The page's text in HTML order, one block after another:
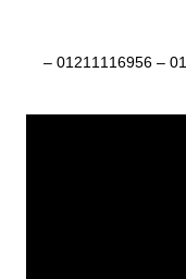
شركة ماكينات التعبئة والتغليف 01211116954 – 01211116956 –